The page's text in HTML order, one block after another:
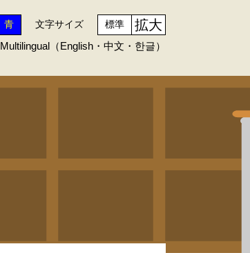
青 文字サイズ 標準 拡大
Multilingual（English・中文・한글）